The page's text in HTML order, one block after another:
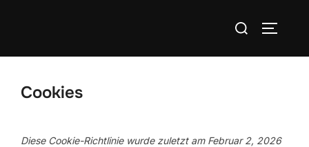
Suchen
Cookies
Diese Cookie-Richtlinie wurde zuletzt am Februar 2, 2026